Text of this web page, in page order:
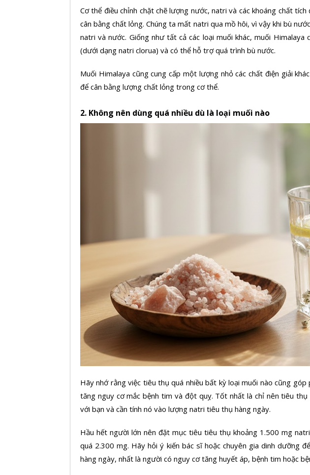
Cơ thể điều chỉnh chặt chẽ lượng nước, natri và các khoáng chất
cân bằng chất lỏng. Chúng ta mất natri qua mồ hôi, vì vậy khi bù
natri và nước. Giống như tất cả các loại muối khác, muối Himalaya
(dưới dạng natri clorua) và có thể hỗ trợ quá trình bù nước.
Muối Himalaya cũng cung cấp một lượng nhỏ các chất điện giải
để cân bằng lượng chất lỏng trong cơ thể.
2. Không nên dùng quá nhiều dù là loại muối nào
Hãy nhớ rằng việc tiêu thụ quá nhiều bất kỳ loại muối nào cũng
tăng nguy cơ mắc bệnh tim và đột quỵ. Tốt nhất là chỉ nên tiêu
với bạn và cần tính nó vào lượng natri tiêu thụ hàng ngày.
Hầu hết người lớn nên đặt mục tiêu tiêu thụ khoảng 1.500 mg
quá 2.300 mg. Hãy hỏi ý kiến bác sĩ hoặc chuyên gia dinh dưỡng
hàng ngày, nhất là người có nguy cơ tăng huyết áp, bệnh tim hoặc